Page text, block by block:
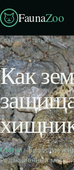
FaunaZoo
Главная›Статьи›
Как земноводные
Как
Статьи· Биология
Редакционный